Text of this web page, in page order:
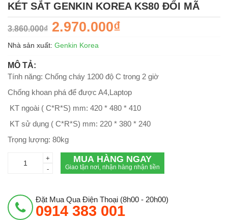
KÉT SẮT GENKIN KOREA KS80 ĐỔI MÃ
3.860.000₫ 2.970.000₫
Nhà sản xuất: Genkin Korea
MÔ TẢ:
Tính năng: Chống cháy 1200 độ C trong 2 giờ
Chống khoan phá để được A4,Laptop
KT ngoài ( C*R*S) mm: 420 * 480 * 410
KT sử dụng ( C*R*S) mm: 220 * 380 * 240
Trọng lượng: 80kg
+
-
MUA HÀNG NGAY
Giao tận nơi, nhận hàng nhận tiền
Đặt Mua Qua Điện Thoại (8h00 - 20h00)
0914 383 001